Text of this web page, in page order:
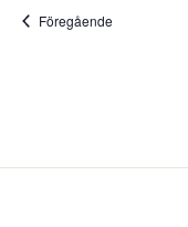
Föregående